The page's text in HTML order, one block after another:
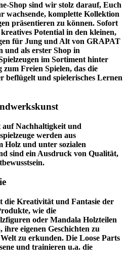
Shop sind wir stolz darauf, Euch
wachsende, komplette Kollektion
präsentieren zu können. Sofort
Potential in den kleinen,
für Jung und Alt von GRAPAT
und als erster Shop in
im Sortiment hinter
Freien Spielen, das die
und spielerisches Lernen
Nachhaltigkeit und
werden aus
Holz und unter sozialen
sind ein Ausdruck von Qualität,
die Kreativität und Fantasie der
wie die
oder Mandala Holzteilen
eigenen Geschichten zu
zu erkunden. Die Loose Parts
und trainieren u.a. die